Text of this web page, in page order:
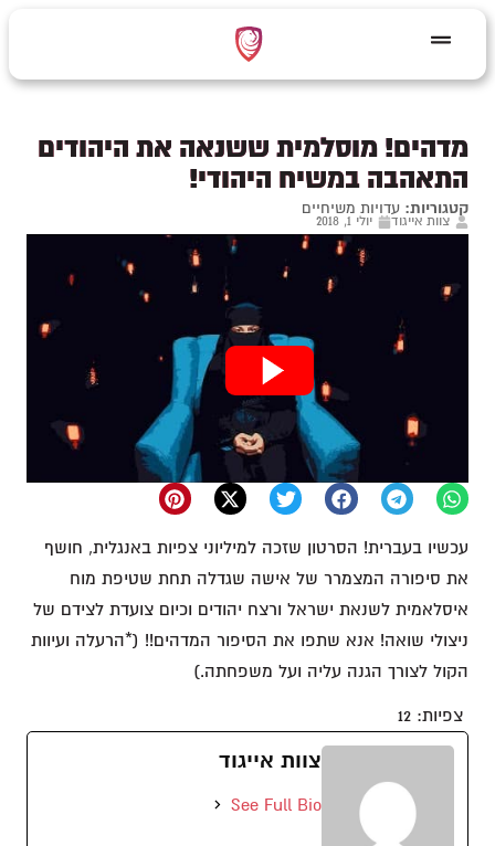
מדהים! מוסלמית ששנאה את היהודים
התאהבה במשיח היהודי!
קטגוריות: עדויות משיחיים
צוות אייגוד יולי 1, 2018
עכשיו בעברית! הסרטון שזכה למיליוני צפיות באנגלית, חושף
את סיפורה המצמרר של אישה שגדלה תחת שטיפת מוח
איסלאמית לשנאת ישראל ורצח יהודים וכיום צועדת לצידם של
ניצולי שואה! אנא שתפו את הסיפור המדהים!! (*הרעלה ועיוות
הקול לצורך הגנה עליה ועל משפחתה.)
צפיות: 12
צוות אייגוד
See Full Bio